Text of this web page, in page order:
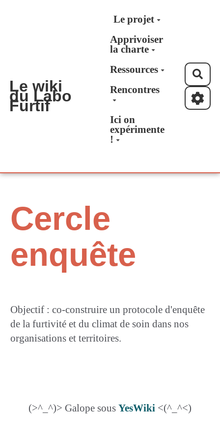
Aller au contenu principal
Le wiki
du Labo
Furtif
Le projet
Apprivoiser
la charte
Ressources
Rencontres
Ici on
expérimente
!
Cercle
enquête
Objectif : co-construire un protocole d'enquête
de la furtivité et du climat de soin dans nos
organisations et territoires.
(>^_^)> Galope sous YesWiki <(^_^<)